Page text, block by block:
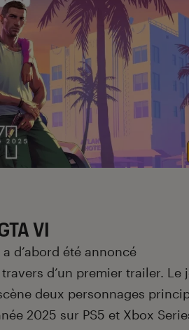
VI
d’abord été annoncé
d’un premier trailer. Le
deux personnages
2025 sur PS5 et Xbox